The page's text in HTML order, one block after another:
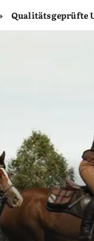
Qualitätsgeprüfte